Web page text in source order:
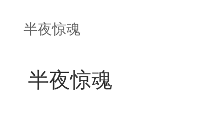
半夜惊魂
半夜惊魂